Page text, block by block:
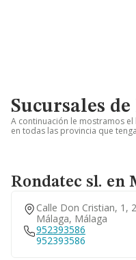
Sucursales
A continuación le mostramos
en todas las provincia que
Rondatec sl. en
Calle Don Cristian, 1,
Málaga, Málaga
952393586
952393586